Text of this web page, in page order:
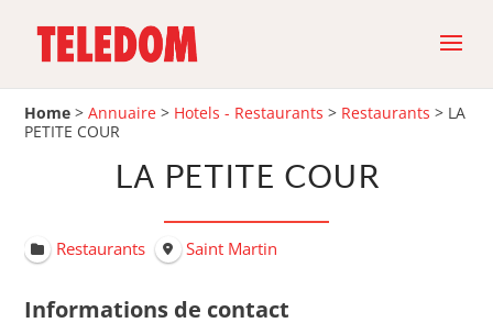
Home >Annuaire > Hotels - Restaurants > Restaurants > LA
PETITE COUR
LA PETITE COUR
Restaurants Saint Martin
Informations de contact